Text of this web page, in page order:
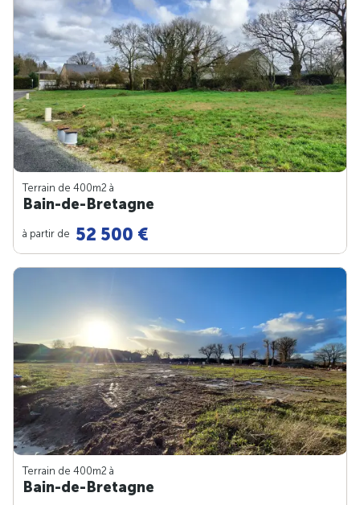
Terrain de 400m2 à
Bain-de-Bretagne
à partir de 52 500 €
Terrain de 400m2 à
Bain-de-Bretagne